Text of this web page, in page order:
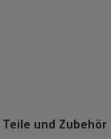
Teile und Zubehör